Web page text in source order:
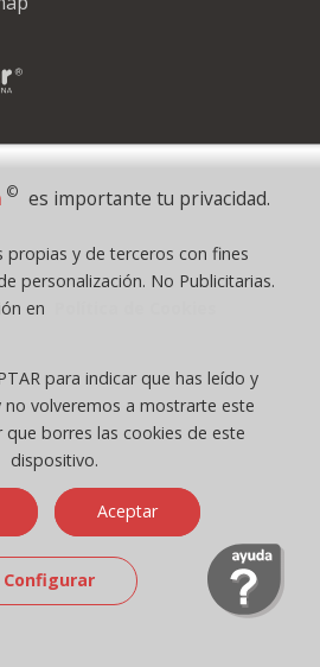
Síguenos en :
Grupo Selfpaper.
reservados
©gruposelfpaper.org están gestionadas, y
propiedad de :
S.L. - C.I.F. B97233654, inscrita en el
de Valencia ( España ) CEE:
Folio 1, Sección 8, Hoja V-85203.
© es importante tu privacidad.
propias y de terceros con fines
personalización. No Publicitarias.
en
para indicar que has leído y
volveremos a mostrarte este
que borres las cookies de este
dispositivo.
Aceptar
Configurar